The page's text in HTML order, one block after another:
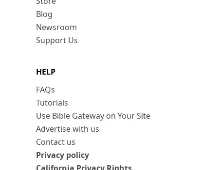
Blog
Newsroom
Support Us
HELP
FAQs
Tutorials
Use Bible Gateway on Your Site
Advertise with us
Contact us
Privacy policy